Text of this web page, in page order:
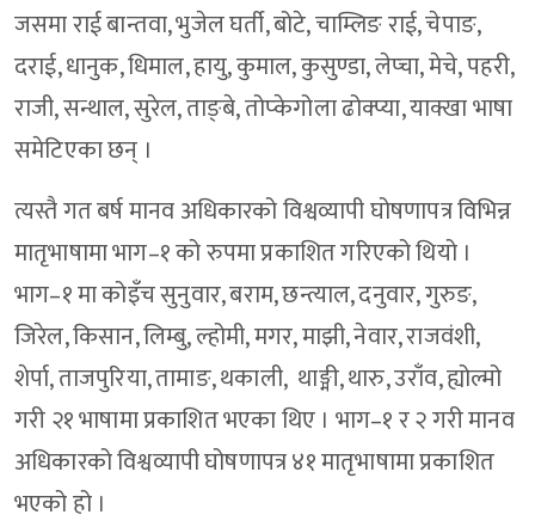
जसमा राई बान्तवा, भुजेल घर्ती, बोटे, चाम्लिङ राई, चेपाङ,
दराई, धानुक, धिमाल, हायु, कुमाल, कुसुण्डा, लेप्चा, मेचे, पहरी,
राजी, सन्थाल, सुरेल, ताङ्बे, तोप्केगोला ढोक्प्या, याक्खा भाषा
समेटिएका छन् ।
त्यस्तै गत बर्ष मानव अधिकारको विश्वव्यापी घोषणापत्र विभिन्न
मातृभाषामा भाग–१ को रुपमा प्रकाशित गरिएको थियो ।
भाग–१ मा कोइँच सुनुवार, बराम, छन्त्याल, दनुवार, गुरुङ,
जिरेल, किसान, लिम्बु, ल्होमी, मगर, माझी, नेवार, राजवंशी,
शेर्पा, ताजपुरिया, तामाङ, थकाली, थाङ्मी, थारु, उराँव, ह्योल्मो
गरी २१ भाषामा प्रकाशित भएका थिए । भाग–१ र २ गरी मानव
अधिकारको विश्वव्यापी घोषणापत्र ४१ मातृभाषामा प्रकाशित
भएको हो ।